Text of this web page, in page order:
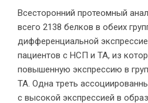
Всесторонний протеомный
всего 2138 белков в обеих
дифференциальной
пациентов с НСП и ТА, из
повышенную экспрессию в
ТА. Одна треть
с высокой экспрессией в